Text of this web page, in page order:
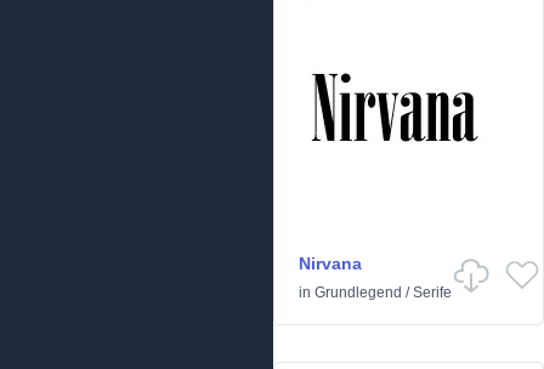
Nirvana
in Grundlegend /Serife